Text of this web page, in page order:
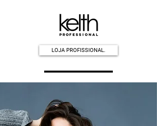
LOJA PROFISSIONAL.